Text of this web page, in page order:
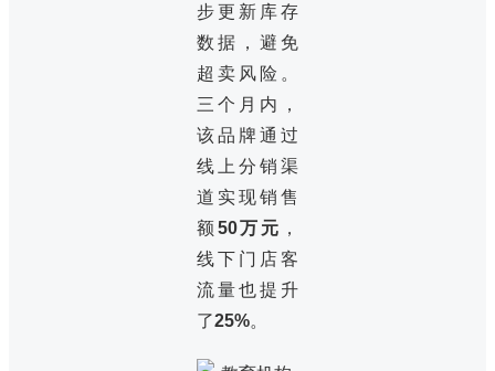
步更新库存
数据，避免
超卖风险。
三个月内，
该品牌通过
线上分销渠
道实现销售
额50万元 ，
线下门店客
流量也提升
了25%。